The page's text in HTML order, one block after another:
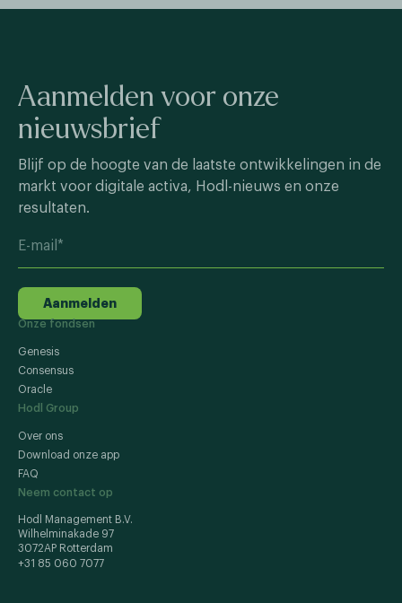
Aanmelden voor onze
nieuwsbrief
Blijf op de hoogte van de laatste ontwikkelingen in de
markt voor digitale activa, Hodl-nieuws en onze
resultaten.
Aanmelden
Onze fondsen
Genesis
Consensus
Oracle
Hodl Group
Over ons
Download onze app
FAQ
Neem contact op
Hodl Management B.V.
Wilhelminakade 97
3072AP Rotterdam
+31 85 060 7077